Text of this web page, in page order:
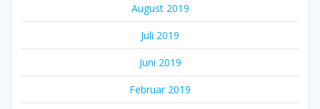
August 2019
Juli 2019
Juni 2019
Februar 2019